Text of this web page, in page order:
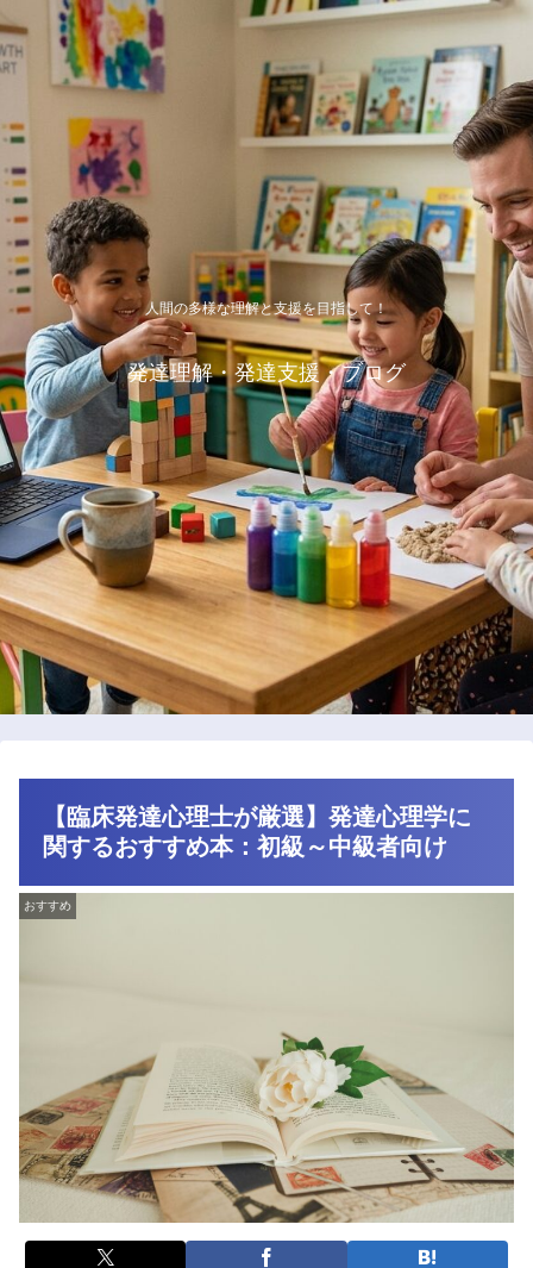
人間の多様な理解と支援を目指して！
発達理解・発達支援・ブログ
【臨床発達心理士が厳選】発達心理学に
関するおすすめ本：初級～中級者向け
おすすめ